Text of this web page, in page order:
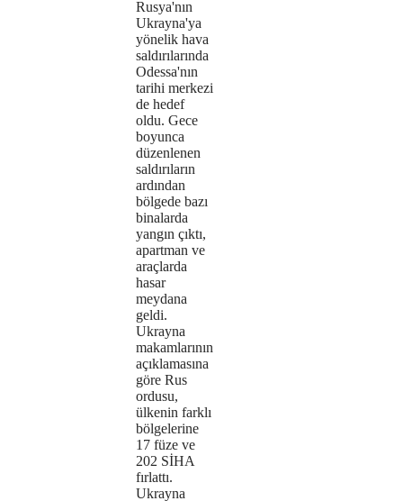
loaded,
because
network
because
supported.
Rusya'nın
Ukrayna'ya
yönelik hava
saldırılarında
Odessa'nın
tarihi merkezi
de hedef
oldu. Gece
boyunca
düzenlenen
saldırıların
ardından
bölgede bazı
binalarda
yangın çıktı,
apartman ve
araçlarda
hasar
meydana
geldi.
Ukrayna
makamlarının
açıklamasına
göre Rus
ordusu,
ülkenin farklı
bölgelerine
17 füze ve
202 SİHA
fırlattı.
Ukrayna